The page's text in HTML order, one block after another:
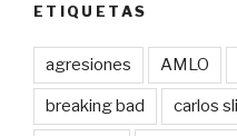
ETIQUETAS
agresiones AMLO
breaking bad carlos